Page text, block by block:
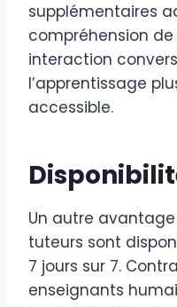
supplémentaires
compréhension
interaction
l’apprentissage
accessible.
Un autre
tuteurs sont
7 jours sur 7.
enseignants